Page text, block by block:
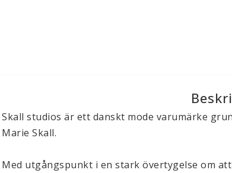
Skall studios är ett danskt mode varumärke
Marie Skall.
Med utgångspunkt i en stark övertygelse om